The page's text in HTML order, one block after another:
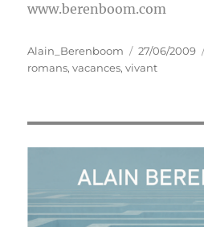
www.berenboom.com
Auteur
Alain_Berenboom
Publié
le
27/06/2009
romans,vacances,vivant